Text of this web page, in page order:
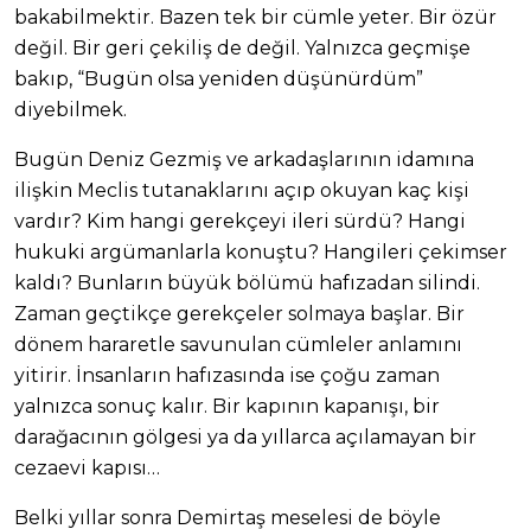
bakabilmektir. Bazen tek bir cümle yeter. Bir özür
değil. Bir geri çekiliş de değil. Yalnızca geçmişe
bakıp, “Bugün olsa yeniden düşünürdüm”
diyebilmek.
Bugün Deniz Gezmiş ve arkadaşlarının idamına
ilişkin Meclis tutanaklarını açıp okuyan kaç kişi
vardır? Kim hangi gerekçeyi ileri sürdü? Hangi
hukuki argümanlarla konuştu? Hangileri çekimser
kaldı? Bunların büyük bölümü hafızadan silindi.
Zaman geçtikçe gerekçeler solmaya başlar. Bir
dönem hararetle savunulan cümleler anlamını
yitirir. İnsanların hafızasında ise çoğu zaman
yalnızca sonuç kalır. Bir kapının kapanışı, bir
darağacının gölgesi ya da yıllarca açılamayan bir
cezaevi kapısı…
Belki yıllar sonra Demirtaş meselesi de böyle